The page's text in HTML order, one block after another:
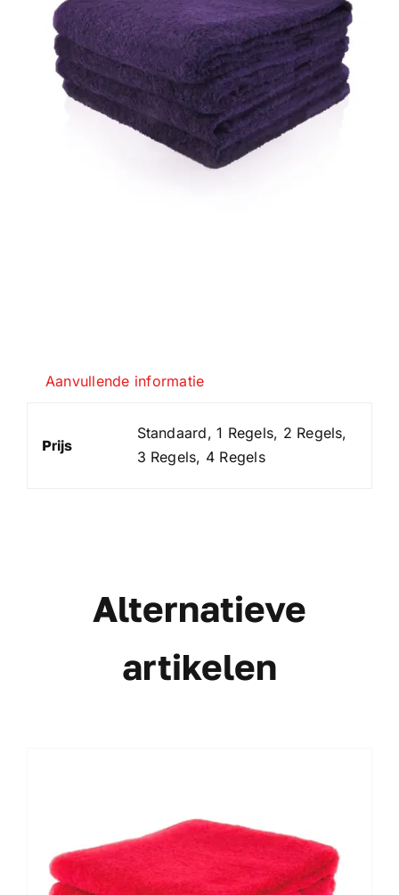
Aanvullende informatie
Prijs
Standaard, 1 Regels, 2 Regels,
3 Regels, 4 Regels
Alternatieve
artikelen